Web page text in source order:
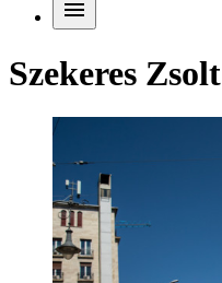
Szekeres Zsolt